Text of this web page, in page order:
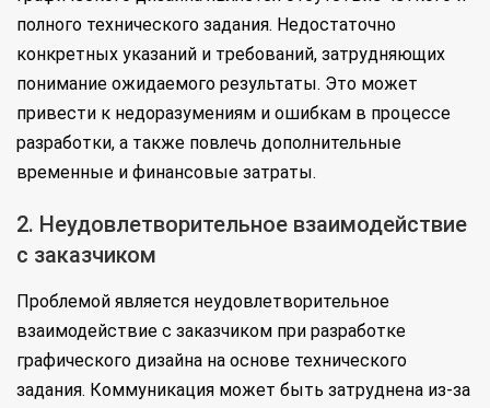
полного технического задания. Недостаточно
конкретных указаний и требований, затрудняющих
понимание ожидаемого результаты. Это может
привести к недоразумениям и ошибкам в процессе
разработки, а также повлечь дополнительные
временные и финансовые затраты.
2. Неудовлетворительное взаимодействие
с заказчиком
Проблемой является неудовлетворительное
взаимодействие с заказчиком при разработке
графического дизайна на основе технического
задания. Коммуникация может быть затруднена из-за